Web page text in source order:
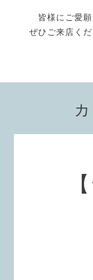
皆様にご愛
ぜひご来店く